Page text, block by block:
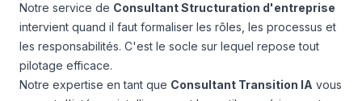
Notre service de Consultant Structuration d'entreprise
intervient quand il faut formaliser les rôles, les processus et
les responsabilités. C'est le socle sur lequel repose tout
pilotage efficace.
Notre expertise en tant que Consultant Transition IA vous